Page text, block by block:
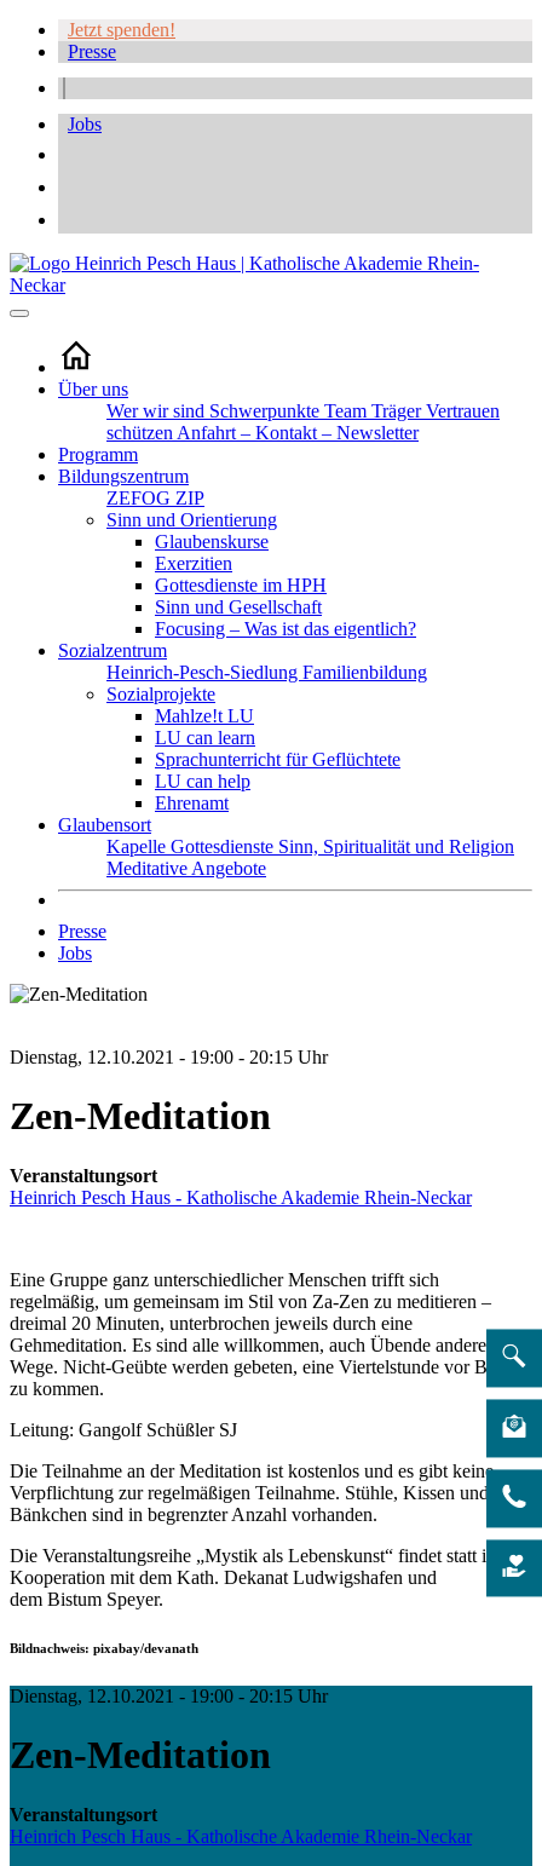
Jetzt spenden!
Presse
Jobs
Über uns
Wer wir sind Schwerpunkte Team TrägerVertrauen
schützen Anfahrt – Kontakt – Newsletter
Programm
Bildungszentrum
ZEFOG ZIP
Sinn und Orientierung
Glaubenskurse
Exerzitien
Gottesdienste im HPH
Sinn und Gesellschaft
Focusing – Was ist das eigentlich?
Sozialzentrum
Heinrich-Pesch-Siedlung Familienbildung
Sozialprojekte
Mahlze!t LU
LU can learn
Sprachunterricht für Geflüchtete
LU can help
Ehrenamt
Glaubensort
Kapelle Gottesdienste Sinn, Spiritualität und Religion
Meditative Angebote
Presse
Jobs
Dienstag, 12.10.2021 - 19:00 - 20:15 Uhr
Zen-Meditation
Veranstaltungsort
Heinrich Pesch Haus - Katholische Akademie Rhein-Neckar
Eine Gruppe ganz unterschiedlicher Menschen trifft sich
regelmäßig, um gemeinsam im Stil von Za-Zen zu meditieren –
dreimal 20 Minuten, unterbrochen jeweils durch eine
Gehmeditation. Es sind alle willkommen, auch Übende anderer
Wege. Nicht-Geübte werden gebeten, eine Viertelstunde vor Beginn
zu kommen.
Leitung: Gangolf Schüßler SJ
Die Teilnahme an der Meditation ist kostenlos und es gibt keine
Verpflichtung zur regelmäßigen Teilnahme. Stühle, Kissen und
Bänkchen sind in begrenzter Anzahl vorhanden.
Die Veranstaltungsreihe „Mystik als Lebenskunst“ findet statt in
Kooperation mit dem Kath. Dekanat Ludwigshafen und
dem Bistum Speyer.
Bildnachweis: pixabay/devanath
Dienstag, 12.10.2021 - 19:00 - 20:15 Uhr
Zen-Meditation
Veranstaltungsort
Heinrich Pesch Haus - Katholische Akademie Rhein-Neckar